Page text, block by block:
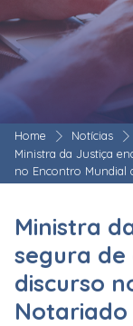
Home
Notícias
Ministra da Justiça
no Encontro Mundial
Ministra
segura de
discurso
Notariado